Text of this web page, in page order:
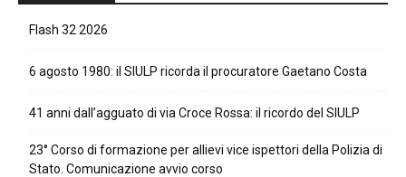
Flash 32 2026
6 agosto 1980: il SIULP ricorda il procuratore Gaetano Costa
41 anni dall’agguato di via Croce Rossa: il ricordo del SIULP
23° Corso di formazione per allievi vice ispettori della Polizia di
Stato. Comunicazione avvio corso